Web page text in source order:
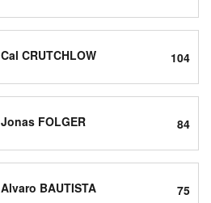
Cal CRUTCHLOW 104
Jonas FOLGER 84
Alvaro BAUTISTA 75